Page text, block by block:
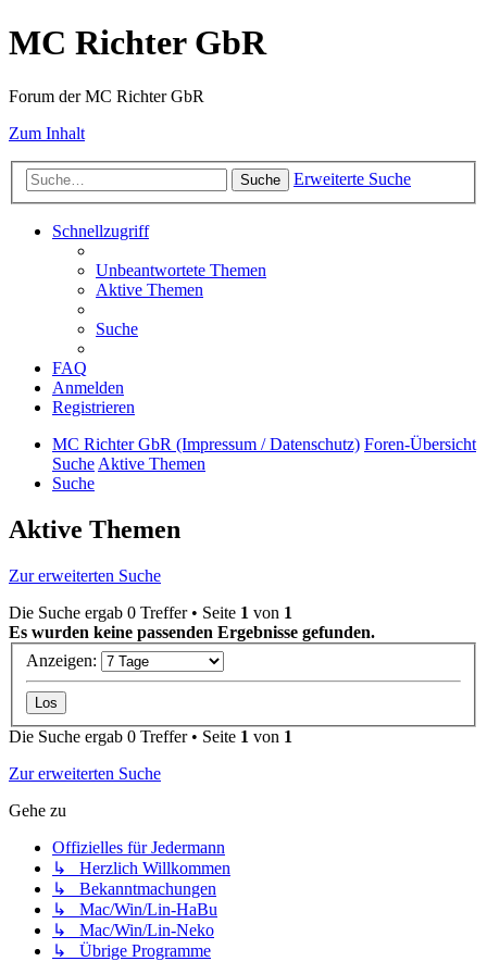
MC Richter GbR
Forum der MC Richter GbR
Zum Inhalt
Suche Erweiterte Suche
Schnellzugriff
Unbeantwortete Themen
Aktive Themen
Suche
FAQ
Anmelden
Registrieren
MC Richter GbR (Impressum / Datenschutz) Foren-Übersicht
SucheAktive Themen
Suche
Aktive Themen
Zur erweiterten Suche
Die Suche ergab 0 Treffer • Seite 1 von 1
Es wurden keine passenden Ergebnisse gefunden.
Anzeigen:
Die Suche ergab 0 Treffer • Seite 1 von 1
Zur erweiterten Suche
Gehe zu
Offizielles für Jedermann
↳ Herzlich Willkommen
↳ Bekanntmachungen
↳ Mac/Win/Lin-HaBu
↳ Mac/Win/Lin-Neko
↳ Übrige Programme